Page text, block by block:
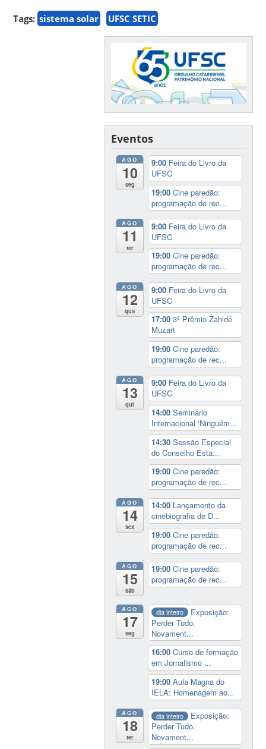
Tags: sistema solar UFSC SETIC
Eventos
AGO
10
seg
9:00 Feira do Livro da
UFSC
19:00Cine paredão:
programação de rec...
AGO
11
ter
9:00 Feira do Livro da
UFSC
19:00Cine paredão:
programação de rec...
AGO
12
qua
9:00 Feira do Livro da
UFSC
17:003º Prêmio Zahidé
Muzart
19:00Cine paredão:
programação de rec...
AGO
13
qui
9:00 Feira do Livro da
UFSC
14:00Seminário
Internacional ‘Ninguém...
14:30Sessão Especial
do Conselho Esta...
19:00Cine paredão:
programação de rec...
AGO
14
sex
14:00 Lançamento da
cinebiografia de D...
19:00Cine paredão:
programação de rec...
AGO
15
sáb
19:00Cine paredão:
programação de rec...
AGO
17
seg
dia inteiro
Exposição:
Perder Tudo.
Novament...
16:00Curso de formação
em Jornalismo ...
19:00Aula Magna do
IELA: Homenagem ao...
AGO
18
ter
dia inteiro
Exposição:
Perder Tudo.
Novament...